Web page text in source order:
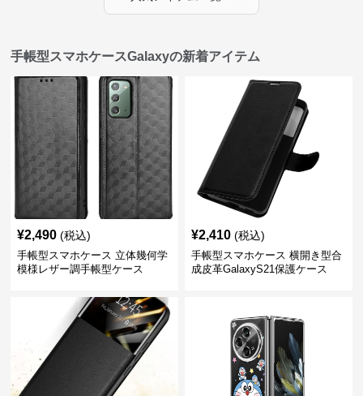
手帳型スマホケースGalaxyの新着アイテム
¥2,490 (税込)
手帳型スマホケース 立体幾何学
模様レザー調手帳型ケース
¥2,410 (税込)
手帳型スマホケース 横開き型合
成皮革GalaxyS21保護ケース